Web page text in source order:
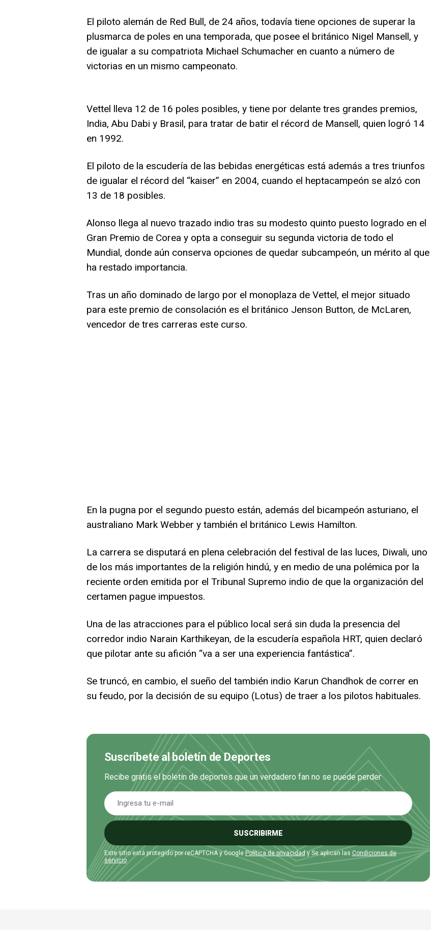
El piloto alemán de Red Bull, de 24 años, todavía tiene opciones de superar la
plusmarca de poles en una temporada, que posee el británico Nigel Mansell, y
de igualar a su compatriota Michael Schumacher en cuanto a número de
victorias en un mismo campeonato.
Vettel lleva 12 de 16 poles posibles, y tiene por delante tres grandes premios,
India, Abu Dabi y Brasil, para tratar de batir el récord de Mansell, quien logró 14
en 1992.
El piloto de la escudería de las bebidas energéticas está además a tres triunfos
de igualar el récord del “kaiser” en 2004, cuando el heptacampeón se alzó con
13 de 18 posibles.
Alonso llega al nuevo trazado indio tras su modesto quinto puesto logrado en el
Gran Premio de Corea y opta a conseguir su segunda victoria de todo el
Mundial, donde aún conserva opciones de quedar subcampeón, un mérito al que
ha restado importancia.
Tras un año dominado de largo por el monoplaza de Vettel, el mejor situado
para este premio de consolación es el británico Jenson Button, de McLaren,
vencedor de tres carreras este curso.
En la pugna por el segundo puesto están, además del bicampeón asturiano, el
australiano Mark Webber y también el británico Lewis Hamilton.
La carrera se disputará en plena celebración del festival de las luces, Diwali, uno
de los más importantes de la religión hindú, y en medio de una polémica por la
reciente orden emitida por el Tribunal Supremo indio de que la organización del
certamen pague impuestos.
Una de las atracciones para el público local será sin duda la presencia del
corredor indio Narain Karthikeyan, de la escudería española HRT, quien declaró
que pilotar ante su afición “va a ser una experiencia fantástica”.
Se truncó, en cambio, el sueño del también indio Karun Chandhok de correr en
su feudo, por la decisión de su equipo (Lotus) de traer a los pilotos habituales.
Suscríbete al boletín de Deportes
Recibe gratis el boletín de deportes que un verdadero fan no se puede perder
SUSCRIBIRME
Este sitio está protegido por reCAPTCHA y Google Política de privacidady Se aplican las Condiciones de
servicio.